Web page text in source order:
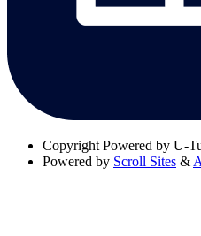
Copyright Powered by U-
Powered by Scroll Sites &